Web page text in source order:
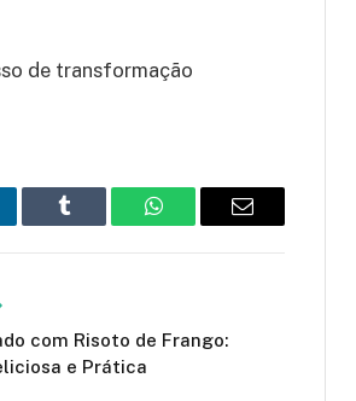
de transformação
Tumblr WhatsAppE-
com Risoto de Frango:
e Prática